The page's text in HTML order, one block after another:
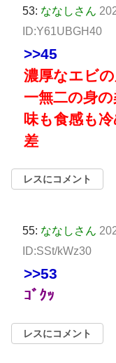
53: ななしさん
ID:Y61UBGH40
>>45
濃厚なエビ
一無二の身
味も食感も
差
レスにコメント
55: ななしさん
ID:SSt/kWz30
>>53
ｺﾞｸｯ
レスにコメント